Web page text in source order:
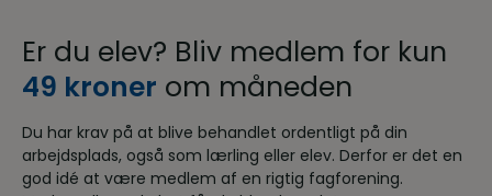
Er du elev? Bliv medlem for kun
49 kroner om måneden
Du har krav på at blive behandlet ordentligt på din
arbejdsplads, også som lærling eller elev. Derfor er det en
god idé at være medlem af en rigtig fagforening.